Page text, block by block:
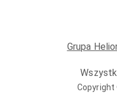
Grupa
Copyright